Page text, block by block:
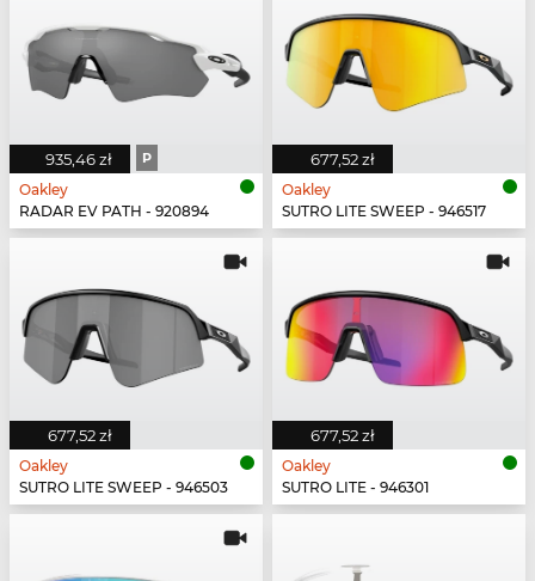
935,46 zł P
Oakley
RADAR EV PATH - 920894
677,52 zł
Oakley
SUTRO LITE SWEEP - 946517
677,52 zł
Oakley
SUTRO LITE SWEEP - 946503
677,52 zł
Oakley
SUTRO LITE - 946301